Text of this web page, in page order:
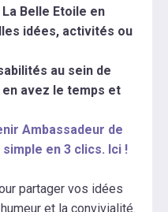
Belle Etoile en
idées, activités ou
au sein de
avez le temps et
Ambassadeur de
en 3 clics. Ici !
partager vos idées
et la convivialité.